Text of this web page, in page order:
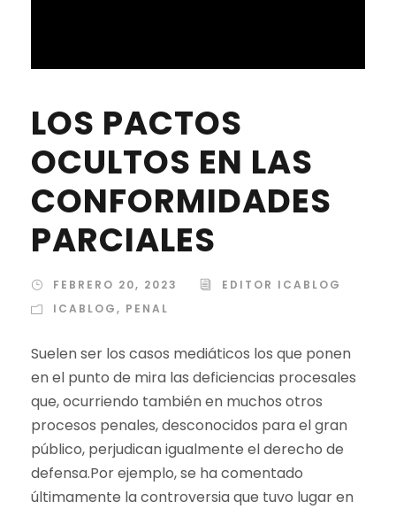
LOS PACTOS
OCULTOS EN LAS
CONFORMIDADES
PARCIALES
FEBRERO 20, 2023
EDITOR ICABLOG
ICABLOG, PENAL
Suelen ser los casos mediáticos los que ponen
en el punto de mira las deficiencias procesales
que, ocurriendo también en muchos otros
procesos penales, desconocidos para el gran
público, perjudican igualmente el derecho de
defensa.Por ejemplo, se ha comentado
últimamente la controversia que tuvo lugar en